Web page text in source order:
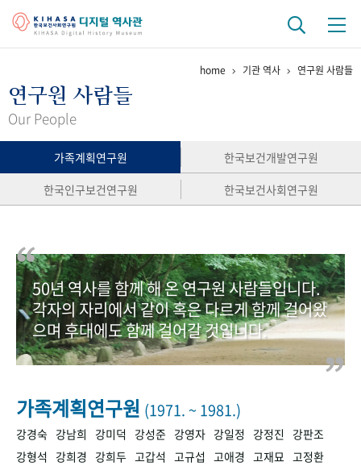
걸어온 길 기관 변천사
연구 역사
정책과 연구 키워드로 보는 연구 역사
연구자들
간행물 변천사
기록물 아카이브
사진 아카이브 문서 기록물 행정박물 영상 기록물
50+1주년 기념
+1
VR 역사관
home 기관 역사 연구원 사람들
연구원 사람들
Our People
가족계획연구원
한국보건개발연구원
한국인구보건연구원
한국보건사회연구원
50년 역사를 함께 해 온 연구원 사람들입니다.
각자의 자리에서 같이 혹은 다르게 함께 걸어왔
으며 후대에도 함께 걸어갈 것입니다.
가족계획연구원 (1971. ~ 1981.)
강경숙 강남희 강미덕 강성준 강영자 강일정 강정진
강판조
강형석
강희경 강희두 고갑석 고규섭 고애경 고재묘 고정환